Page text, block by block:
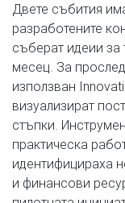
Двете събития
разработените
съберат идеии за
месец. За
използван
визуализират
стъпки.
практическа
идентифицираха
и финансови